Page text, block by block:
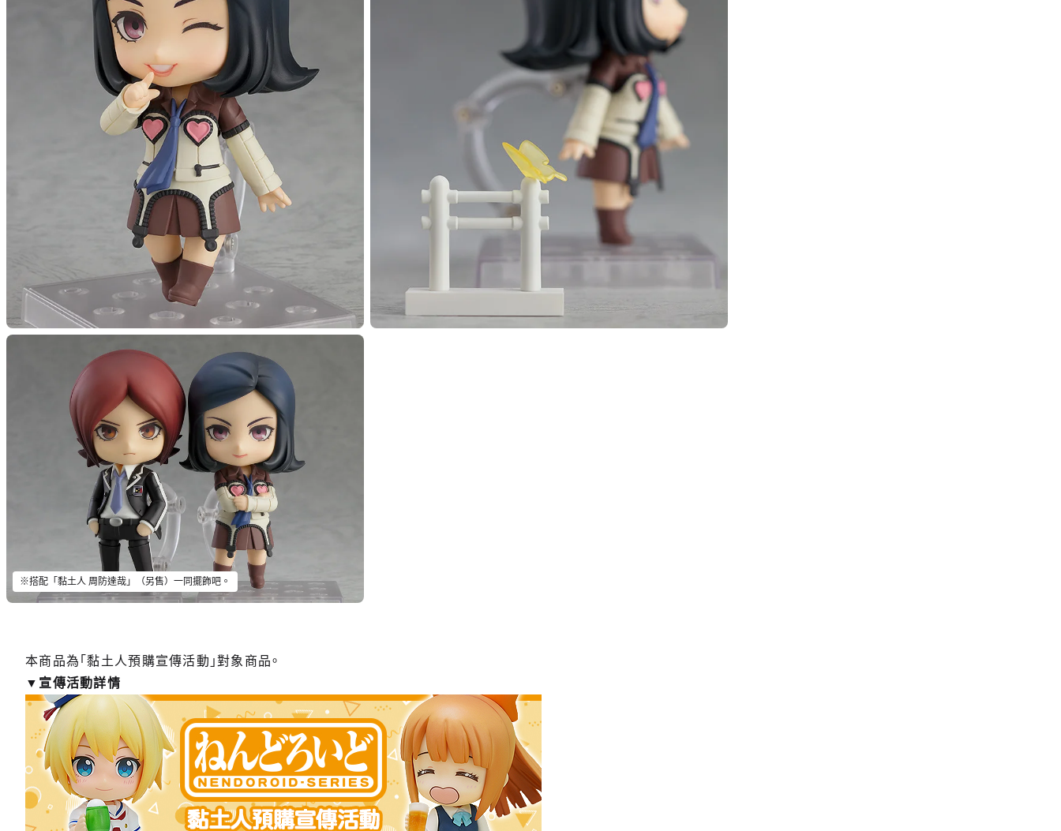
※搭配「黏土人 周防達哉」（另售）一同擺飾吧。
本商品為「黏土人預購宣傳活動」對象商品。
▼宣傳活動詳情